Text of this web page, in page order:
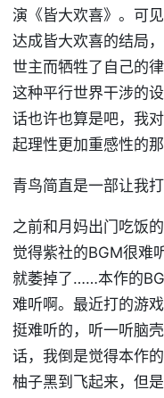
演《皆大欢喜》。可
达成皆大欢喜的结局
世主而牺牲了自己的
这种平行世界干涉的
话也许也算是吧，我
起理性更加重感性的那
青鸟简直是一部让我
之前和月妈出门吃饭
觉得紫社的BGM很难
就萎掉了……本作的
难听啊。最近打的游
挺难听的，听一听脑
话，我倒是觉得本作
柚子黑到飞起来，但